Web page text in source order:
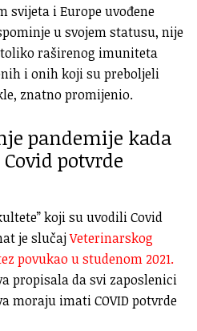
svijeta i Europe uvođene
u svojem statusu, nije
raširenog imuniteta
i onih koji su preboljeli
znatno promijenio.
pandemije kada
potvrde
koji su uvodili Covid
je slučajVeterinarskog
povukao u studenom 2021.
propisala da svi zaposlenici
moraju imati COVID potvrde